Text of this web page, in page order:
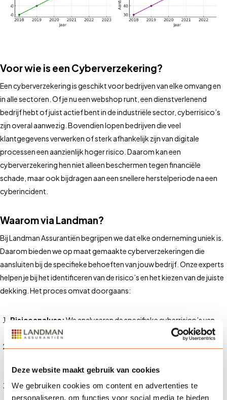
Deze website maakt gebruik van cookies
We gebruiken cookies om content en advertenties te
personaliseren, om functies voor social media te bieden
Voor wie is een Cyberverzekering?
Een cyberverzekering is geschikt voor bedrijven van elke omvang en
in alle sectoren. Of je nu een webshop runt, een dienstverlenend
bedrijf hebt of juist actief bent in de industriële sector, cyberrisico’s
zijn overal aanwezig. Bovendien lopen bedrijven die veel
klantgegevens verwerken of sterk afhankelijk zijn van digitale
processen een aanzienlijk hoger risico. Daarom kan een
cyberverzekering hen niet alleen beschermen tegen financiële
schade, maar ook bijdragen aan een snellere herstelperiode na een
cyberincident.
Waarom via Landman?
Bij Landman Assurantiën begrijpen we dat elke onderneming uniek is.
Daarom bieden we op maat gemaakte cyberverzekeringen die
aansluiten bij de specifieke behoeften van jouw bedrijf. Onze experts
helpen je bij het identificeren van de risico’s en het kiezen van de juiste
dekking. Het proces omvat doorgaans:
Risicoanalyse: We analyseren de specifieke cyberrisico’s van
jouw bedrijf.
Vergelijking en offerte:Op basis van de analyse vergelijken we
voor.
Preventiemaatregelen:We adviseren over preventieve